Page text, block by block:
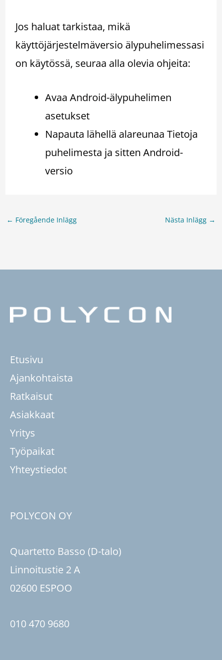
Jos haluat tarkistaa, mikä
käyttöjärjestelmäversio älypuhelimessasi
on käytössä, seuraa alla olevia ohjeita:
Avaa Android-älypuhelimen
asetukset
Napauta lähellä alareunaa Tietoja
puhelimesta ja sitten Android-
versio
← Föregående Inlägg Nästa Inlägg →
Etusivu
Ajankohtaista
Ratkaisut
Asiakkaat
Yritys
Työpaikat
Yhteystiedot
POLYCON OY
Quartetto Basso (D-talo)
Linnoitustie 2 A
02600 ESPOO
010 470 9680